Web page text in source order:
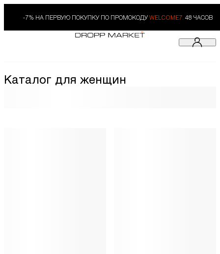
-7% НА ПЕРВУЮ ПОКУПКУ ПО ПРОМОКОДУ WELCOME7. 48 ЧАСОВ
Каталог для женщин